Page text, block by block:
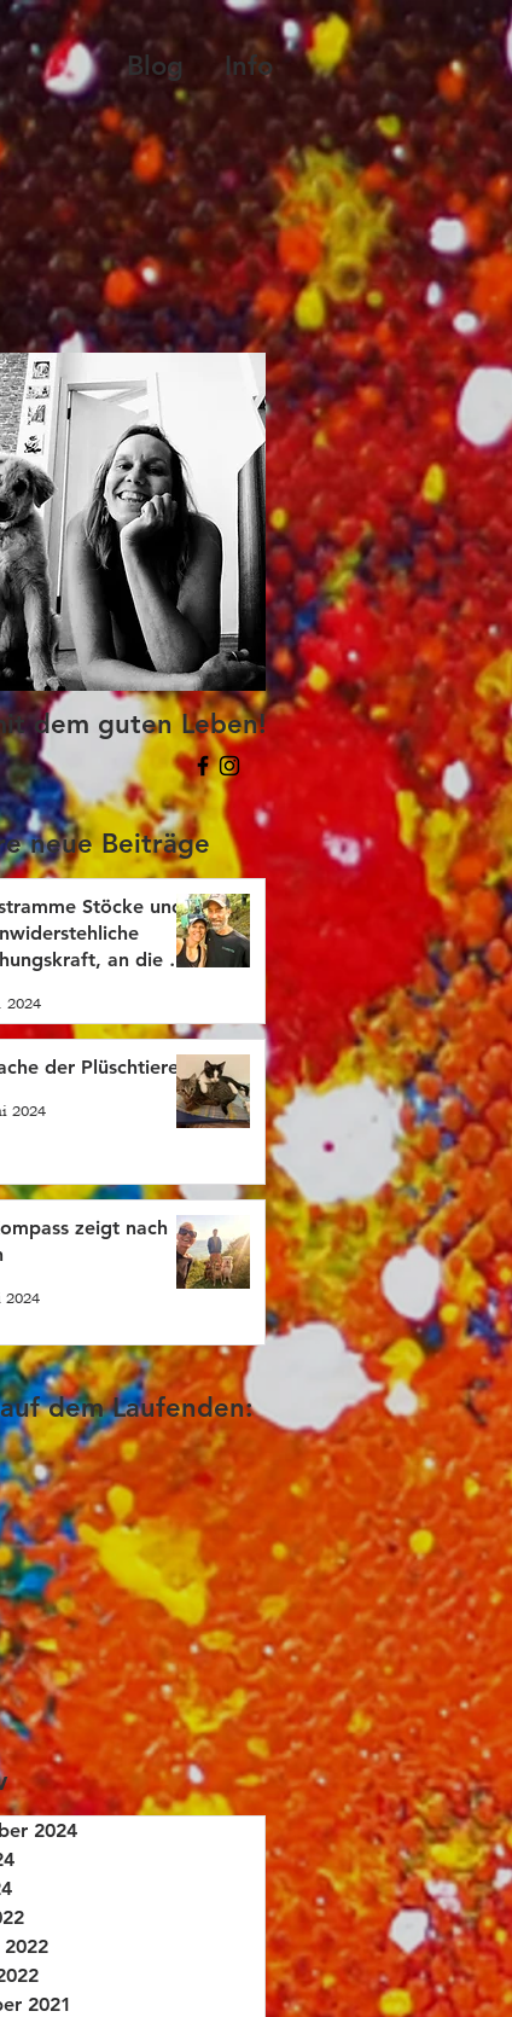
Blog Info
dem guten Leben!
neue Beiträge
Stöcke und
an die du
2024
der Plüschtiere!
2024
zeigt nach
2024
dem Laufenden:
2024
2021